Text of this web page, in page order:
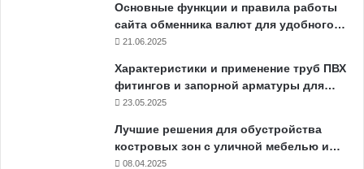
Основные функции и правила работы
сайта обменника валют для удобного…
21.06.2025
Характеристики и применение труб ПВХ
фитингов и запорной арматуры для…
23.05.2025
Лучшие решения для обустройства
костровых зон с уличной мебелью и…
08.04.2025